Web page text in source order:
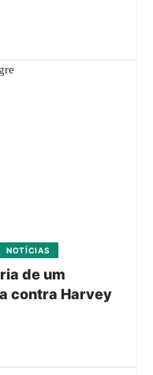
NOTÍCIAS
de um
contra Harvey